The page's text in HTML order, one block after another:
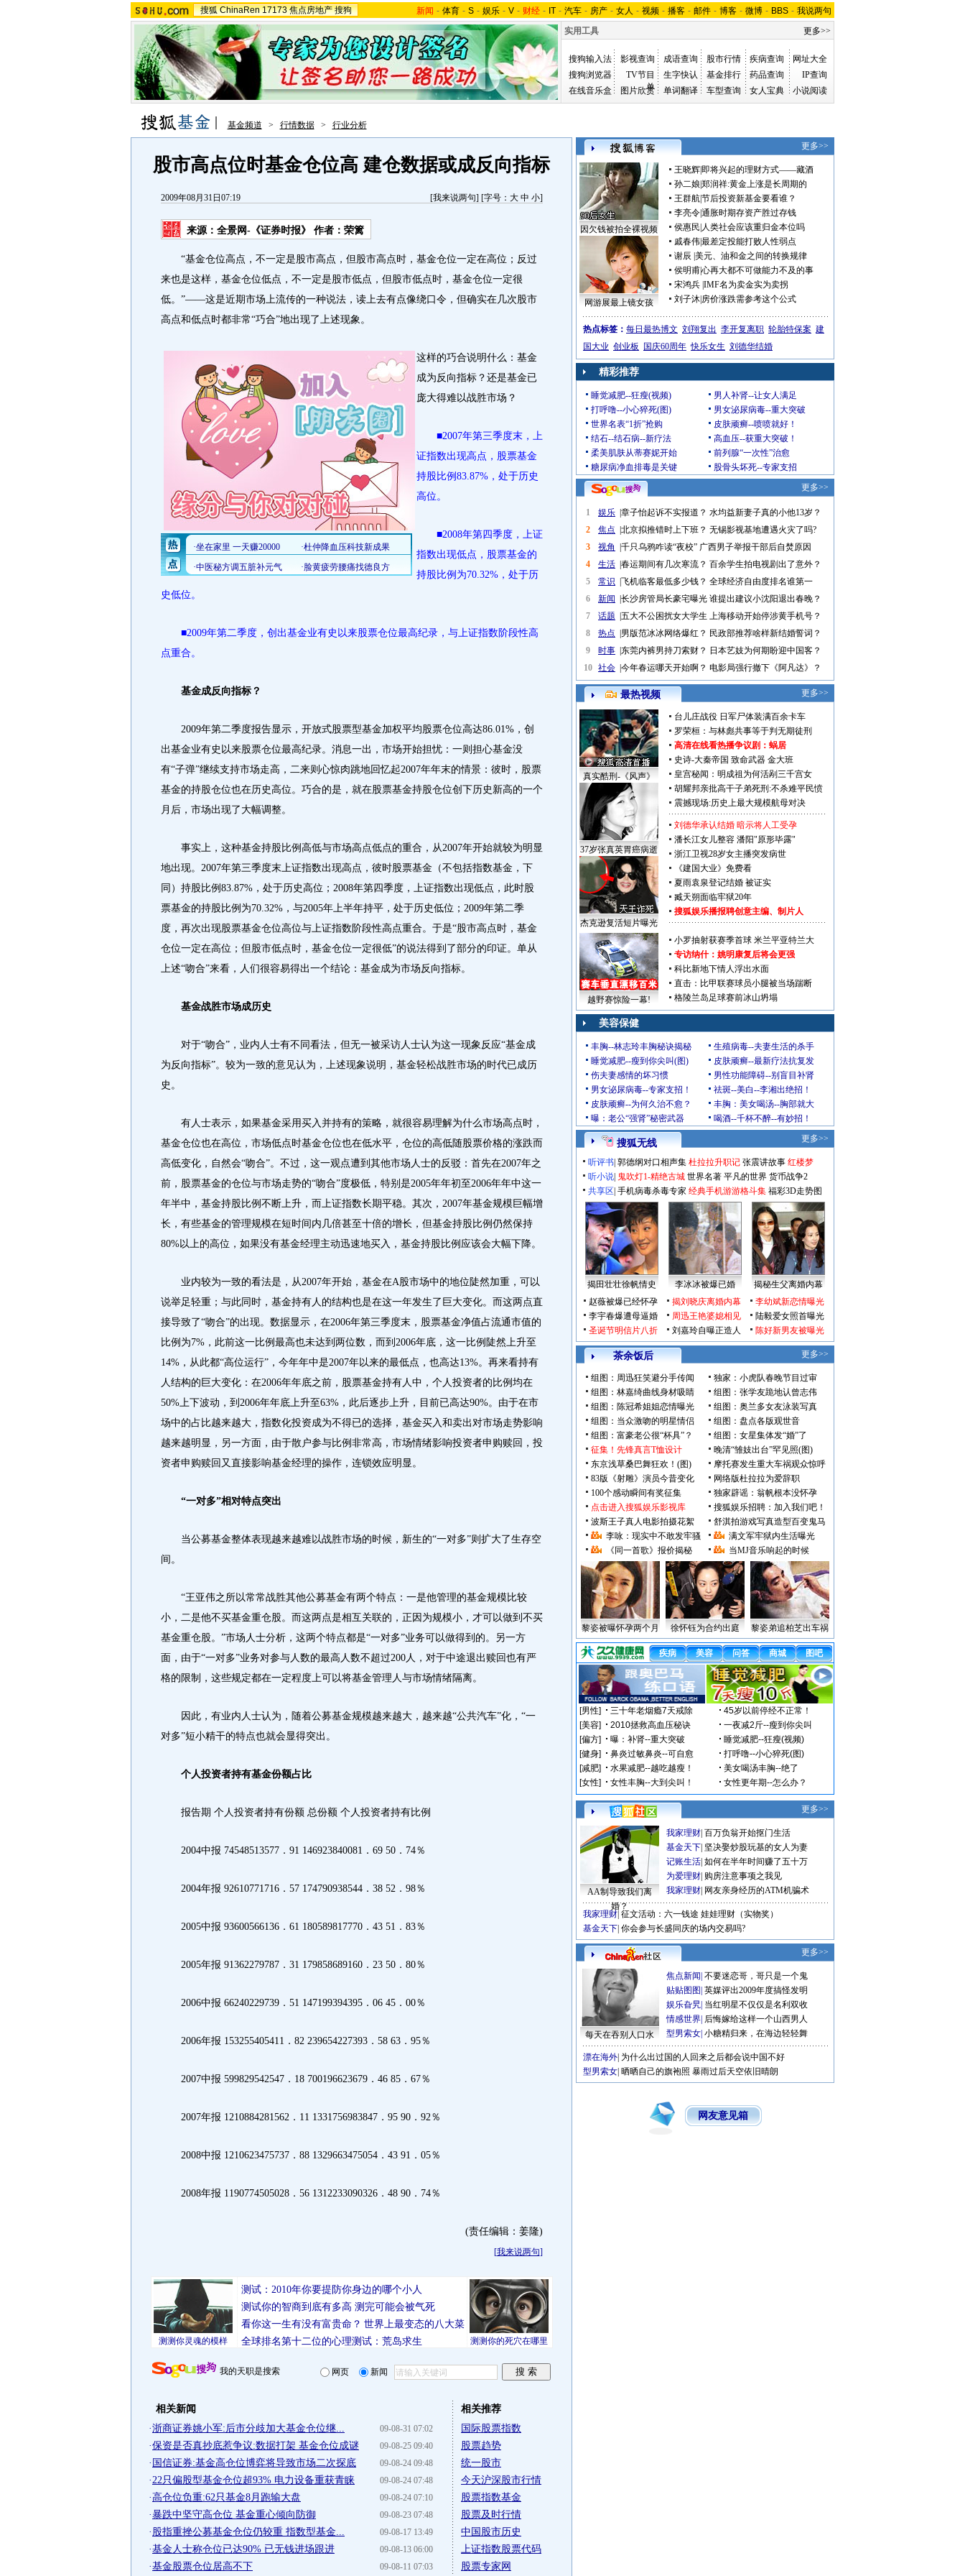
搜狐 ChinaRen 17173 焦点房地产 搜狗 新闻 - 体育 - S - 娱乐 - V - 财经 - IT - 汽车 - 房产 - 女人 - 视频 - 播客 - 邮件 - 博客 - 微博 - BBS - 我说两句
实用工具
更多>>
搜狗输入法 影视查询 成语查询 股市行情 疾病查询
网址大全
搜狗浏览器
TV节目
单
生字快认 基金排行 药品查询
IP查询
在线音乐盒
图片欣赏 单词翻译 车型查询 女人宝典 小说阅读
基金频道 > 行情数据 > 行业分析
股市高点位时基金仓位高 建仓数据或成反向指标
2009年08月31日07:19 [我来说两句] [字号： 大 中 小]
来源： 全景网-《证券时报》 作者：荣篱
“基金仓位高点，不一定是股市高点，但股市高点时，基金仓位一定在高位；反过
来也是这样，基金仓位低点，不一定是股市低点，但股市低点时，基金仓位一定很
低。”——这是近期市场上流传的一种说法，读上去有点像绕口令，但确实在几次股市
高点和低点时都非常“巧合”地出现了上述现象。
这样的巧合说明什么：基金
成为反向指标？还是基金已
庞大得难以战胜市场？
■2007年第三季度末，上
证指数出现高点，股票基金
持股比例83.87%，处于历史
高位。
■2008年第四季度，上证
指数出现低点，股票基金的
持股比例为70.32%，处于历
史低位。
■2009年第二季度，创出基金业有史以来股票仓位最高纪录，与上证指数阶段性高
点重合。
基金成反向指标？
2009年第二季度报告显示，开放式股票型基金加权平均股票仓位高达86.01%，创
出基金业有史以来股票仓位最高纪录。消息一出，市场开始担忧：一则担心基金没
有“子弹”继续支持市场走高，二来则心惊肉跳地回忆起2007年年末的情景：彼时，股票
基金的持股仓位也在历史高位。巧合的是，就在股票基金持股仓位创下历史新高的一个
月后，市场出现了大幅调整。
事实上，这种基金持股比例高低与市场高点低点的重合，从2007年开始就较为明显
地出现。2007年第三季度末上证指数出现高点，彼时股票基金（不包括指数基金，下
同）持股比例83.87%，处于历史高位；2008年第四季度，上证指数出现低点，此时股
票基金的持股比例为70.32%，与2005年上半年持平，处于历史低位；2009年第二季
度，再次出现股票基金仓位高位与上证指数阶段性高点重合。于是“股市高点时，基金
仓位一定在高位；但股市低点时，基金仓位一定很低”的说法得到了部分的印证。单从
上述“吻合”来看，人们很容易得出一个结论：基金成为市场反向指标。
基金战胜市场成历史
对于“吻合”，业内人士有不同看法，但无一被采访人士认为这一现象反应“基金成
为反向指标”。较为一致的意见认为，上述现象说明，基金轻松战胜市场的时代已成历
史。
有人士表示，如果基金采用买入并持有的策略，就很容易理解为什么市场高点时，
基金仓位也在高位，市场低点时基金仓位也在低水平，仓位的高低随股票价格的涨跌而
高低变化，自然会“吻合”。不过，这一观点遭到其他市场人士的反驳：首先在2007年之
前，股票基金的仓位与市场走势的“吻合”度极低，特别是2005年年初至2006年年中这一
年半中，基金持股比例不断上升，而上证指数长期平稳。其次，2007年基金规模巨幅增
长，有些基金的管理规模在短时间内几倍甚至十倍的增长，但基金持股比例仍然保持
80%以上的高位，如果没有基金经理主动迅速地买入，基金持股比例应该会大幅下降。
业内较为一致的看法是，从2007年开始，基金在A股市场中的地位陡然加重，可以
说举足轻重；与此同时，基金持有人的结构也是在这一年发生了巨大变化。而这两点直
接导致了“吻合”的出现。数据显示，在2006年第三季度末，股票基金净值占流通市值的
比例为7%，此前这一比例最高也未达到两位数，而到2006年底，这一比例陡然上升至
14%，从此都“高位运行”，今年年中是2007年以来的最低点，也高达13%。再来看持有
人结构的巨大变化：在2006年年底之前，股票基金持有人中，个人投资者的比例均在
50%上下波动，到2006年年底上升至63%，此后逐步上升，目前已高达90%。由于在市
场中的占比越来越大，指数化投资成为不得已的选择，基金买入和卖出对市场走势影响
越来越明显，另一方面，由于散户参与比例非常高，市场情绪影响投资者申购赎回，投
资者申购赎回又直接影响基金经理的操作，连锁效应明显。
“一对多”相对特点突出
当公募基金整体表现越来越难以战胜市场的时候，新生的“一对多”则扩大了生存空
间。
“王亚伟之所以常常战胜其他公募基金有两个特点：一是他管理的基金规模比较
小，二是他不买基金重仓股。而这两点是相互关联的，正因为规模小，才可以做到不买
基金重仓股。”市场人士分析，这两个特点都是“一对多”业务可以做得到的。另一方
面，由于“一对多”业务对参与人数的最高人数不超过200人，对于中途退出赎回也有严
格的限制，这些规定都在一定程度上可以将基金管理人与市场情绪隔离。
因此，有业内人士认为，随着公募基金规模越来越大，越来越“公共汽车”化，“一
对多”短小精干的特点也就会显得突出。
个人投资者持有基金份额占比
报告期 个人投资者持有份额 总份额 个人投资者持有比例
2004中报 74548513577．91 146923840081．69 50．74％
2004年报 92610771716．57 174790938544．38 52．98％
2005中报 93600566136．61 180589817770．43 51．83％
2005年报 91362279787．31 179858689160．23 50．80％
2006中报 66240229739．51 147199394395．06 45．00％
2006年报 153255405411．82 239654227393．58 63．95％
2007中报 599829542547．18 700196623679．46 85．67％
2007年报 1210884281562．11 1331756983847．95 90．92％
2008中报 1210623475737．88 1329663475054．43 91．05％
2008年报 1190774505028．56 1312233090326．48 90．74％
(责任编辑：姜隆)
[我来说两句]
测测你灵魂的模样
测试：2010年你要提防你身边的哪个小人
测试你的智商到底有多高 测完可能会被气死
看你这一生有没有富贵命？ 世界上最变态的八大菜
全球排名第十二位的心理测试：荒岛求生
测测你的死穴在哪里
我的天职是搜索 网页 新闻
相关新闻
09-08-31 07:02
·浙商证券姚小军:后市分歧加大基金仓位继...
09-08-25 09:40
·保资是否真抄底惹争议:数据打架 基金仓位成谜
09-08-24 09:48
· 国信证券:基金高仓位博弈将导致市场二次探底
09-08-24 07:48
·22只偏股型基金仓位超93% 电力设备重获青睐
09-08-24 07:10
·高仓位负重:62只基金8月跑输大盘
09-08-23 07:48
·暴跌中坚守高仓位 基金重心倾向防御
09-08-17 13:49
· 股指重挫公募基金仓位仍较重 指数型基金...
09-08-13 06:00
·基金人士称仓位已达90% 已无钱进场跟进
09-08-11 07:03
·基金股票仓位居高不下
相关推荐
国际股票指数
股票趋势
统一股市
今天沪深股市行情
股票指数基金
股票及时行情
中国股市历史
上证指数股票代码
股票专家网
更多>>
因欠钱被拍全裸视频
网游展最上镜女孩
王晓辉 即将兴起的理财方式——藏酒
孙二娘 郑润祥:黄金上涨是长周期的
王群航节后投资新基金要看谁？
李亮令通胀时期存资产胜过存钱
侯惠民 人类社会应该重归金本位吗
戚春伟最差定投能打败人性弱点
谢辰 美元、油和金之间的转换规律
侯明甫心再大都不可做能力不及的事
宋鸿兵 IMF名为卖金实为卖拐
刘子沐 房价涨跌需参考这个公式
热点标签： 每日最热博文 刘翔复出 李开复离职 轮胎特保案 建
国大业 创业板 国庆60周年 快乐女生 刘德华结婚
精彩推荐
睡觉减肥--狂瘦(视频)
男人补肾--让女人满足
打呼噜--小心猝死(图)
男女泌尿病毒--重大突破
世界名表“1折”抢购
皮肤顽癣--喷喷就好！
结石--结石病--新疗法
高血压--获重大突破！
柔美肌肤从蒂赛妮开始
前列腺“一次性”治愈
糖尿病净血排毒是关键
股骨头坏死--专家支招
更多>>
1 娱乐 章子怡起诉不实报道？ 水均益新妻子真的小他13岁？
2
焦点 北京拟推错时上下班？ 无锡影视基地遭遇火灾了吗?
3
视角 千只乌鸦咋读“夜校” 广西男子举报干部后自焚原因
4
生活 春运期间有几次寒流？ 百余学生拍电视剧出了意外？
5
常识 飞机临客最低多少钱？ 全球经济自由度排名谁第一
6
新闻 长沙房管局长豪宅曝光 谁提出建议小沈阳退出春晚？
7
话题 五大不公困扰女大学生 上海移动开始停涉黄手机号？
8
热点 男版范冰冰网络爆红？ 民政部推荐啥样新结婚誓词？
9
时事 东莞内裤男持刀索财？ 日本艺妓为何期盼迎中国客？
10 社会 今年春运哪天开始啊？ 电影局强行撤下《阿凡达》？
最热视频 更多>>
真实酷刑-《风声》
37岁张真英胃癌病逝
杰克逊复活短片曝光
台儿庄战役 日军尸体装满百余卡车
罗荣桓：与林彪共事等于判无期徒刑
高清在线看热播争议剧： 蜗居
史诗-大秦帝国 致命武器 金大班
皇宫秘闻：明成祖为何活剐三千宫女
胡耀邦亲批高干子弟死刑:不杀难平民愤
震撼现场:历史上最大规模航母对决
刘德华承认结婚 暗示将人工受孕
潘长江女儿整容 潘阳"原形毕露"
浙江卫视28岁女主播突发病世
《建国大业》免费看
夏雨袁泉登记结婚 被证实
臧天朔面临牢狱20年
搜狐娱乐播报聘创意主编、制片人
越野赛惊险一幕!
小罗抽射获赛季首球 米兰平亚特兰大
专访纳什：姚明康复后将会更强
科比新地下情人浮出水面
直击：比甲联赛球员小腿被当场踹断
格陵兰岛足球赛前冰山坍塌
美容保健
丰胸--林志玲丰胸秘诀揭秘
生殖病毒--夫妻生活的杀手
睡觉减肥--瘦到你尖叫(图)
皮肤顽癣--最新疗法抗复发
伤夫妻感情的坏习惯
男性功能障碍--别盲目补肾
男女泌尿病毒--专家支招！
祛斑--美白--李湘出绝招！
皮肤顽癣--为何久治不愈？
丰胸：美女喝汤--胸部就大
曝：老公“强肾”秘密武器
喝酒--千杯不醉--有妙招！
搜狐无线 更多>>
听评书 郭德纲对口相声集 杜拉拉升职记 张震讲故事 红楼梦
听小说 鬼吹灯1-精绝古城 世界名著 平凡的世界 货币战争2
共享区 手机病毒杀毒专家 经典手机游游格斗集 福彩3D走势图
揭田壮壮徐帆情史 李冰冰被爆已婚
揭秘生父离婚内幕
赵薇被爆已经怀孕
揭刘晓庆离婚内幕
李幼斌新恋情曝光
李宇春爆遭母逼婚
周迅王艳婆媳相见
陆毅爱女照首曝光
圣诞节明信片八折
刘嘉玲自曝正造人 陈好新男友被曝光
茶余饭后 更多>>
组图：周迅狂笑避分手传闻
独家：小虎队春晚节目过审
组图：林嘉绮曲线身材吸睛
组图：张学友跪地认曾志伟
组图：陈冠希姐姐恋情曝光
组图：奥兰多女友泳装写真
组图：当众激吻的明星情侣
组图：盘点各版观世音
组图：富豪老公很“杯具”？
组图：女星集体发“婚”了
征集！先锋真言T恤设计
晚清“雏妓出台”罕见照(图)
东京浅草桑巴舞狂欢！(图)
摩托赛发生重大车祸观众惊呼
83版《射雕》演员今昔变化
网络版杜拉拉为爱辞职
100个感动瞬间有奖征集
独家辟谣：翁帆根本没怀孕
点击进入搜狐娱乐影视库
搜狐娱乐招聘：加入我们吧！
波斯王子真人电影拍摄花絮
舒淇拍游戏写真造型百变鬼马
李咏：现实中不敢发牢骚
满文军牢狱内生活曝光
《同一首歌》报价揭秘
当MJ音乐响起的时候
黎姿被曝怀孕两个月 徐怀钰为合约出庭 黎姿弟追柏芝出车祸
更多>>
AA制导致我们离
婚？
我家理财 百万负翁开始抠门生活
基金天下 坚决娶炒股玩基的女人为妻
记账生活 如何在半年时间赚了五十万
为爱理财 购房注意事项之我见
我家理财 网友亲身经历的ATM机骗术
我家理财 征文活动：六一钱途 娃娃理财（实物奖）
基金天下 你会参与长盛同庆的场内交易吗?
更多>>
每天在吞别人口水
焦点新闻 不要迷恋哥，哥只是一个鬼
贴贴图图 英媒评出2009年度搞怪发明
娱乐旮旯 当红明星不仅仅是名利双收
情感世界 后悔嫁给这样一个山西男人
型男索女 小糖精归来，在海边轻轻舞
漂在海外 为什么出过国的人回来之后都会说中国不好
型男索女 晒晒自己的旗袍照 暴雨过后天空依旧晴朗
网友意见箱